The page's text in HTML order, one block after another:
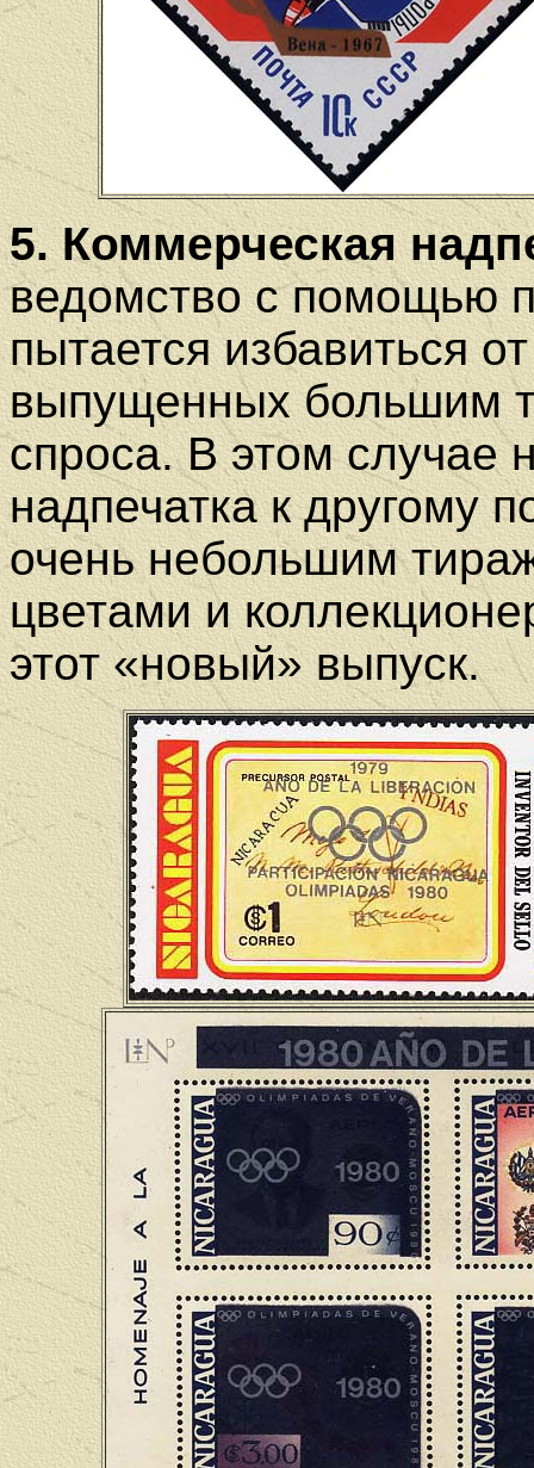
5. Коммерческая
ведомство с помощью
пытается избавиться
выпущенных большим
спроса. В этом случае
надпечатка к другому
очень небольшим
цветами и
этот «новый» выпуск.